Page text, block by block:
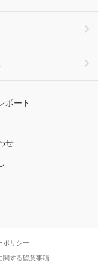
ポート
せ
ポリシー
関する留意事項